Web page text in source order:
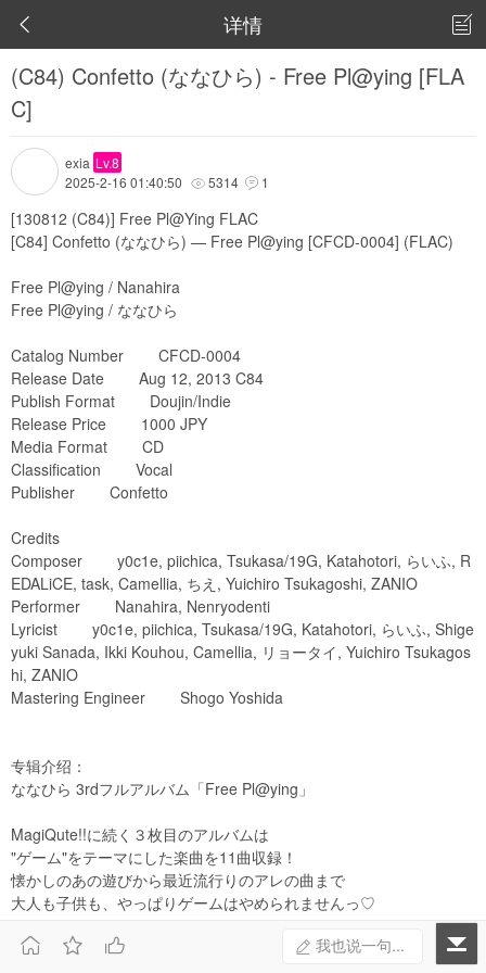
 详情 
(C84) Confetto (ななひら) - Free Pl@ying [FLA
C]
exia Lv.8
2025-2-16 01:40:50
 5314  1
[130812 (C84)] Free Pl@Ying FLAC
[C84] Confetto (ななひら) — Free Pl@ying [CFCD-0004] (FLAC)
Free Pl@ying / Nanahira
Free Pl@ying / ななひら
Catalog Number CFCD-0004
Release Date Aug 12, 2013 C84
Publish Format Doujin/Indie
Release Price 1000 JPY
Media Format CD
Classification Vocal
Publisher Confetto
Credits
Composer y0c1e, piichica, Tsukasa/19G, Katahotori, らいふ, R
EDALiCE, task, Camellia, ちえ, Yuichiro Tsukagoshi, ZANIO
Performer Nanahira, Nenryodenti
Lyricist y0c1e, piichica, Tsukasa/19G, Katahotori, らいふ, Shige
yuki Sanada, Ikki Kouhou, Camellia, リョータイ, Yuichiro Tsukagos
hi, ZANIO
Mastering Engineer Shogo Yoshida
专辑介绍：
ななひら 3rdフルアルバム「Free Pl@ying」
MagiQute!!に続く３枚目のアルバムは
"ゲーム"をテーマにした楽曲を11曲収録！
懐かしのあの遊びから最近流行りのアレの曲まで
大人も子供も、やっぱりゲームはやめられませんっ♡
我也说一句...
  